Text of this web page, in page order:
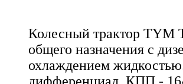
Колесный трактор TYM
общего назначения с
охлаждением
дифференциал. КПП -